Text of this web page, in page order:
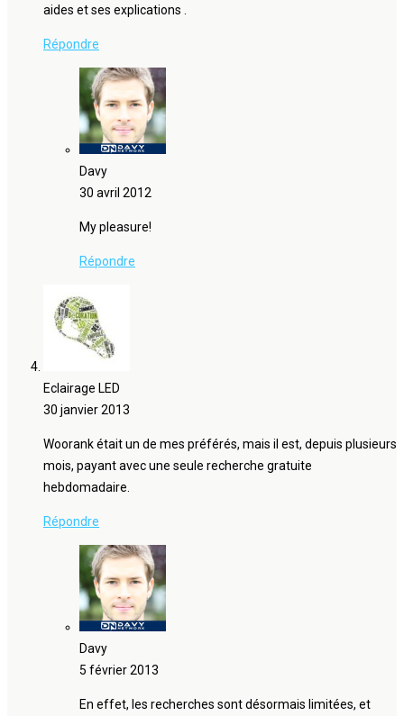
aides et ses explications .
Répondre
Davy
30 avril 2012
My pleasure!
Répondre
Eclairage LED
30 janvier 2013
Woorank était un de mes préférés, mais il est, depuis plusieurs
mois, payant avec une seule recherche gratuite
hebdomadaire.
Répondre
Davy
5 février 2013
En effet, les recherches sont désormais limitées, et